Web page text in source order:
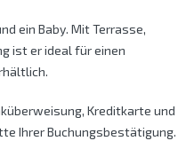
ein Baby. Mit Terrasse,
ist er ideal für einen
Kreditkarte und
Ihrer Buchungsbestätigung.